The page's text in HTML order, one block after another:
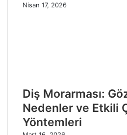
Nisan 17, 2026
Diş Morarması:
Nedenler ve Etkili
Yöntemleri